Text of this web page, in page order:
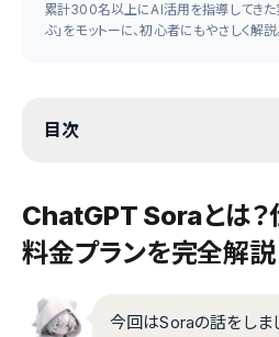
累計300名以上にAI活用を指導してきた
ぶ」をモットーに、初心者にもやさしく解説
目次
ChatGPT Soraとは？
料金プランを完全解説
今回はSoraの話をしま